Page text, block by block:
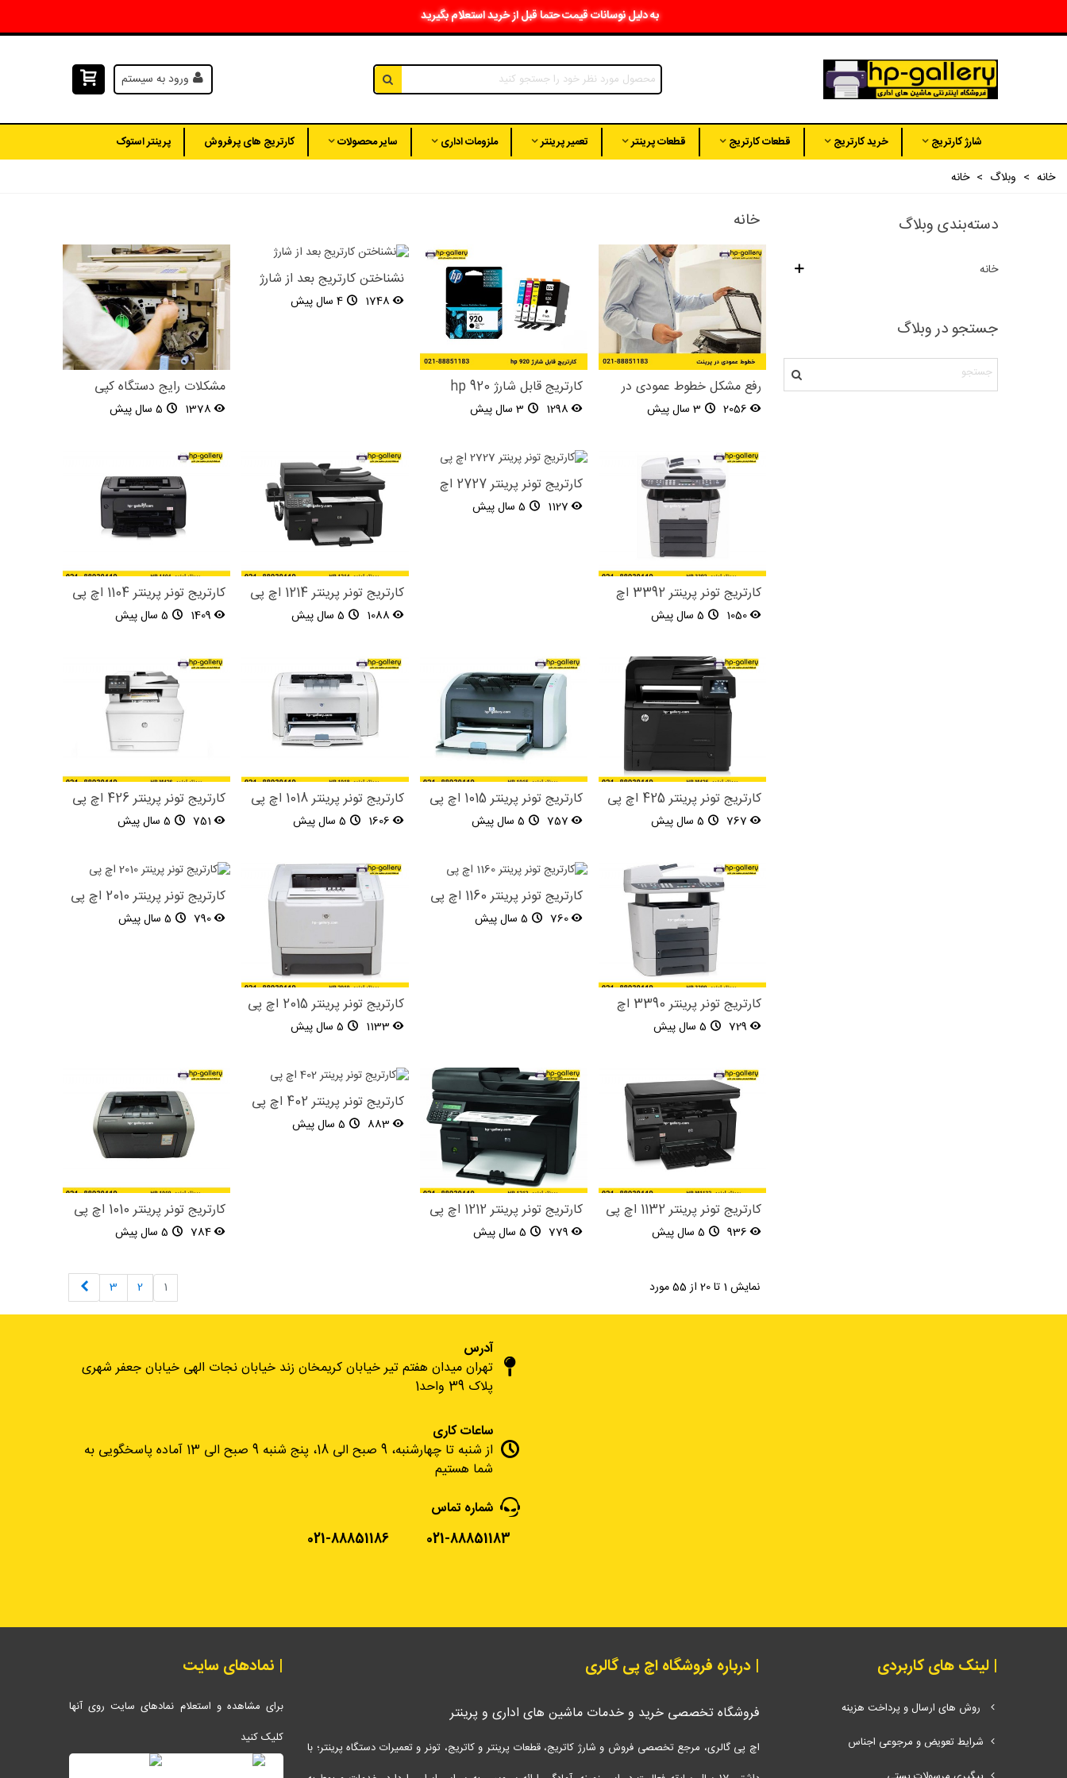
به دلیل نوسانات قیمت حتما قبل از خرید استعلام بگیرید
ورود به سیستم
شارژ کارتریج خرید کارتریج قطعات کارتریج قطعات پرینتر تعمیر پرینتر ملزومات اداری سایر محصولات کارتریج های پرفروش پرینتر استوک
خانه > وبلاگ > خانه
دسته‌بندی وبلاگ
خانه
جستجو در وبلاگ
خانه
رفع مشکل خطوط عمودی در
پرینت
2056 3 سال پیش
کارتریج قابل شارژ hp 920
1298 3 سال پیش
نشناختن کارتریج بعد از شارژ
1748 4 سال پیش
مشکلات رایج دستگاه کپی
1378 5 سال پیش
کارتریج تونر پرینتر 3392 اچ
پی1050 5 سال پیش
کارتریج تونر پرینتر 2727 اچ
پی1127 5 سال پیش
کارتریج تونر پرینتر 1214 اچ پی
1088 5 سال پیش
کارتریج تونر پرینتر 1104 اچ پی
1409 5 سال پیش
کارتریج تونر پرینتر 425 اچ پی
767 5 سال پیش
کارتریج تونر پرینتر 1015 اچ پی
757 5 سال پیش
کارتریج تونر پرینتر 1018 اچ پی
1606 5 سال پیش
کارتریج تونر پرینتر 426 اچ پی
751 5 سال پیش
کارتریج تونر پرینتر 3390 اچ
پی729 5 سال پیش
کارتریج تونر پرینتر 1160 اچ پی
760 5 سال پیش
کارتریج تونر پرینتر 2015 اچ پی
1133 5 سال پیش
کارتریج تونر پرینتر 2010 اچ پی
790 5 سال پیش
کارتریج تونر پرینتر 1132 اچ پی
936 5 سال پیش
کارتریج تونر پرینتر 1212 اچ پی
779 5 سال پیش
کارتریج تونر پرینتر 402 اچ پی
883 5 سال پیش
کارتریج تونر پرینتر 1010 اچ پی
784 5 سال پیش
نمایش 1 تا 20 از 55 مورد 1
2
3
آدرس
تهران میدان هفتم تیر خیابان کریمخان زند خیابان نجات الهی خیابان جعفر شهری
پلاک 39 واحد1
ساعات کاری
از شنبه تا چهارشنبه، 9 صبح الی 18، پنج شنبه 9 صبح الی 13 آماده پاسخگویی به
شما هستیم
شماره تماس
021-88851183
021-88851186
| لینک های کاربردی
روش های ارسال و پرداخت هزینه
شرایط تعویض و مرجوعی اجناس
| درباره فروشگاه اچ پی گالری
فروشگاه تخصصی خرید و خدمات ماشین های اداری و پرینتر
اچ پی گالری، مرجع تخصصی فروش و شارژ کاتریج، قطعات پرینتر و کاتریج، تونر و تعمیرات دستگاه پرینتر؛ با
| نمادهای سایت
برای مشاهده و استعلام نمادهای سایت روی آنها
کلیک کنید